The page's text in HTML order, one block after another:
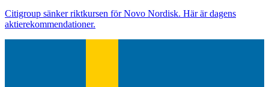
Citigroup sänker riktkursen för Novo Nordisk. Här är dagens
aktierekommendationer.